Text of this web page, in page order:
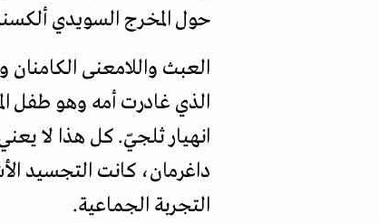
حول المخرج السويدي
العبث واللامعنى
الذي غادرت أمه وهو طفل
انهيار ثلجيّ. كل هذا لا
داغرمان، كانت التجسيد
التجربة الجماعية.